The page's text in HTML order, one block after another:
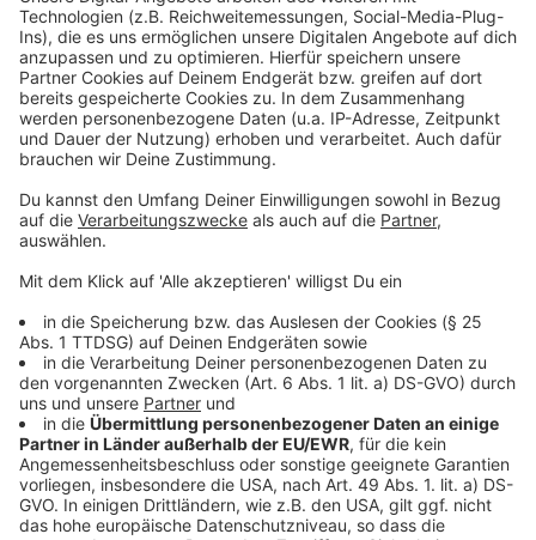
Akzeptieren
powered byUsercentrics Consent
Management Platform
ein radikaler Idealist? Seine Familie wird eine
schmerzliche Antwort auf diese Frage erhalten…
Anzeige
Die Familie auf der Flucht: Die Kinder von Allie und
Margot werden von Tag zu Tag skeptischer. Was
Anzeige
©Copyright: Apple TV+
Dina wird immer skeptischer: Und telefoniert in ihrer
Verzweiflung mit der Polizei.
Anzeige